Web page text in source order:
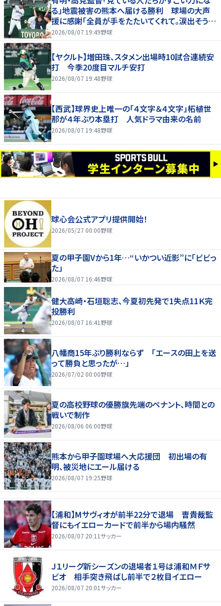
る」地震被害の熊本へ届ける勝利 球場の大声
援に感謝「全員が手をたたいてくれて。涙出そう
に」
2026/08/07 19:49野球
【ヤクルト】増田珠、スタメン出場時10試合連続安
打 今季20度目マルチ安打
2026/08/07 19:48野球
【西武】球界史上唯一の「４文字＆４文字」柘植世
那が４年ぶり本塁打 人気ドラマ由来の名前
2026/08/07 19:48野球
球心会公式アプリ提供開始！
2026/05/27 00:00野球
夏の甲子園Vから1年…“いかつい近影”に「ビビっ
た」
2026/08/07 16:46野球
健大高崎・石垣聡志、今夏初先発で1失点11Ｋ完
投勝利
2026/08/07 16:41 野球
八幡商15年ぶり勝利ならず 「エースの田上を送
って勝負と思ったが…」
2026/07/02 00:00野球
夏の高校野球の優勝旗先端のペナント、時間との
戦いで制作
2026/08/06 06:00野球
熊本から甲子園球場へ大応援団 初出場の有
明、被災地にエール届ける
2026/08/07 19:25野球
【浦和】Mサヴィオが前半22分で退場 曺貴裁監
督にもイエローカードで前半から場内騒然
2026/08/07 20:11サッカー
Ｊ１リーグ新シーズンの退場者１号は浦和ＭＦサ
ビオ 相手突き飛ばし前半で２枚目イエロー
2026/08/07 20:01サッカー